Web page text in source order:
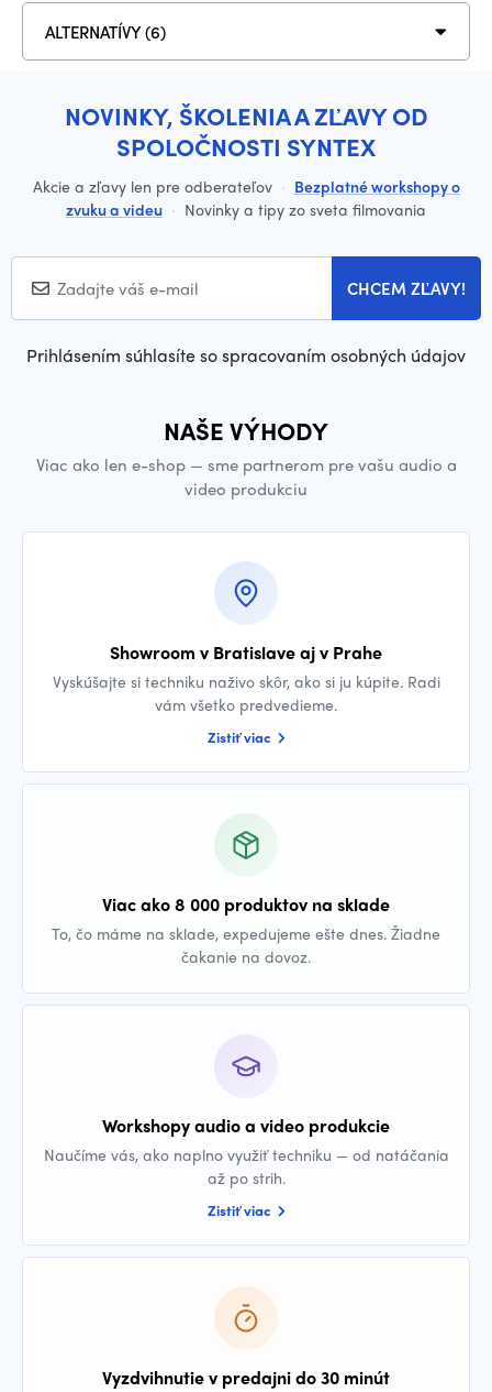
ALTERNATÍVY (6)
NOVINKY, ŠKOLENIA A ZĽAVY OD
SPOLOČNOSTI SYNTEX
Akcie a zľavy len pre odberateľov · Bezplatné workshopy o
zvuku a videu · Novinky a tipy zo sveta filmovania
CHCEM ZĽAVY!
Prihlásením súhlasíte so spracovaním osobných údajov
NAŠE VÝHODY
Viac ako len e-shop — sme partnerom pre vašu audio a
video produkciu
Showroom v Bratislave aj v Prahe
Vyskúšajte si techniku naživo skôr, ako si ju kúpite. Radi
vám všetko predvedieme.
Zistiť viac
Viac ako 8 000 produktov na sklade
To, čo máme na sklade, expedujeme ešte dnes. Žiadne
čakanie na dovoz.
Workshopy audio a video produkcie
Naučíme vás, ako naplno využiť techniku — od natáčania
až po strih.
Zistiť viac
Vyzdvihnutie v predajni do 30 minút